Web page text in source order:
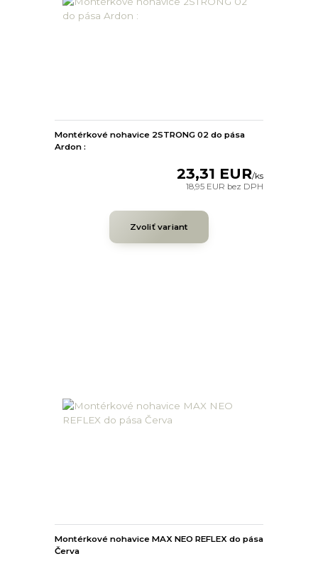
Montérkové nohavice 2STRONG 02 do pása
Ardon :
23,31 EUR/ks
18,95 EUR bez DPH
Zvoliť variant
Montérkové nohavice MAX NEO REFLEX do pása
Červa